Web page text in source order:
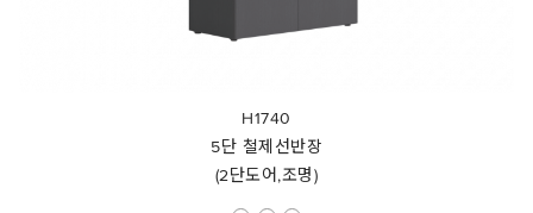
H1740
5단 철제선반장
(2단도어,조명)